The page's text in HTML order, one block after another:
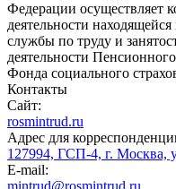
Федерации осуществляет
деятельности
службы по труду и
деятельности
Фонда социального
Контакты
Сайт:
rosmintrud.ru
Адрес для
127994, ГСП-4, г. Москва,
E-mail:
mintrud@rosmintrud.ru